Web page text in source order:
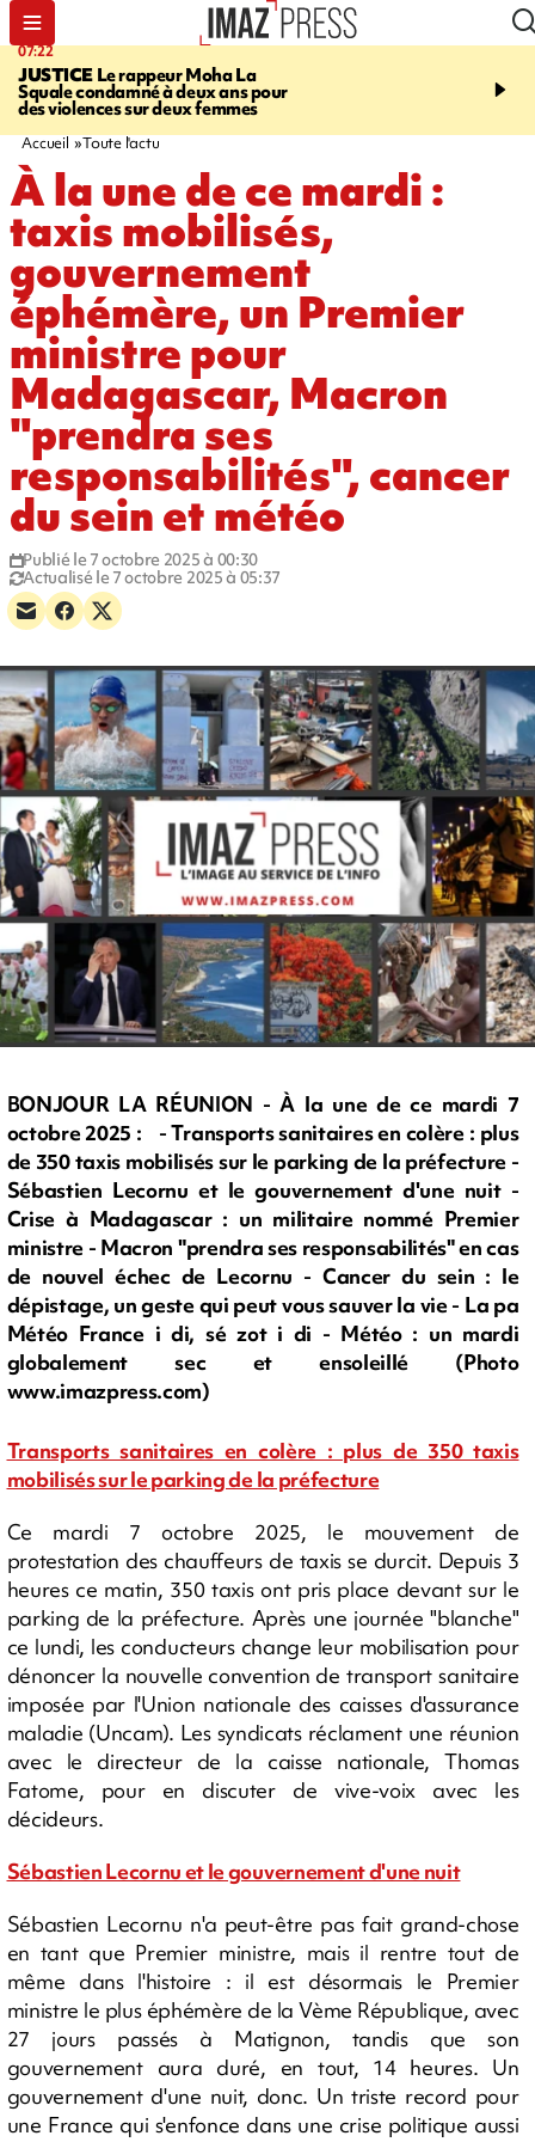
07:22
JUSTICE Le rappeur Moha La
Squale condamné à deux ans pour
des violences sur deux femmes
10:46
décède en juillet, 18
Accueil Toute l'actu
À la une de ce mardi :
taxis mobilisés,
gouvernement
éphémère, un Premier
ministre pour
Madagascar, Macron
"prendra ses
responsabilités", cancer
du sein et météo
Publié le 7 octobre 2025 à 00:30
Actualisé le 7 octobre 2025 à 05:37
BONJOUR LA RÉUNION - À la une de ce mardi 7
octobre 2025 : - Transports sanitaires en colère : plus
de 350 taxis mobilisés sur le parking de la préfecture -
Sébastien Lecornu et le gouvernement d'une nuit -
Crise à Madagascar : un militaire nommé Premier
ministre - Macron "prendra ses responsabilités" en cas
de nouvel échec de Lecornu - Cancer du sein : le
dépistage, un geste qui peut vous sauver la vie - La pa
Météo France i di, sé zot i di - Météo : un mardi
globalement sec et ensoleillé (Photo
www.imazpress.com)
Transports sanitaires en colère : plus de 350 taxis
mobilisés sur le parking de la préfecture
Ce mardi 7 octobre 2025, le mouvement de
protestation des chauffeurs de taxis se durcit. Depuis 3
heures ce matin, 350 taxis ont pris place devant sur le
parking de la préfecture. Après une journée "blanche"
ce lundi, les conducteurs change leur mobilisation pour
dénoncer la nouvelle convention de transport sanitaire
imposée par l'Union nationale des caisses d'assurance
maladie (Uncam). Les syndicats réclament une réunion
avec le directeur de la caisse nationale, Thomas
Fatome, pour en discuter de vive-voix avec les
décideurs.
Sébastien Lecornu et le gouvernement d'une nuit
Sébastien Lecornu n'a peut-être pas fait grand-chose
en tant que Premier ministre, mais il rentre tout de
même dans l'histoire : il est désormais le Premier
ministre le plus éphémère de la Vème République, avec
27 jours passés à Matignon, tandis que son
gouvernement aura duré, en tout, 14 heures. Un
gouvernement d'une nuit, donc. Un triste record pour
une France qui s'enfonce dans une crise politique aussi